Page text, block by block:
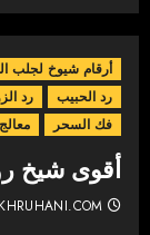
أرقام شيوخ لجلب
رد الحبيب
رد
فك السحر
أقوى شيخ